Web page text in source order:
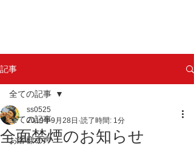
記事
全ての記事
お客様の声
全ての記事
全面禁煙のお知らせ
ss0525
2019年9月28日 読了時間: 1分